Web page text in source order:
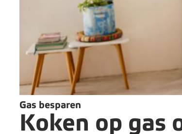
Gas besparen
Koken op